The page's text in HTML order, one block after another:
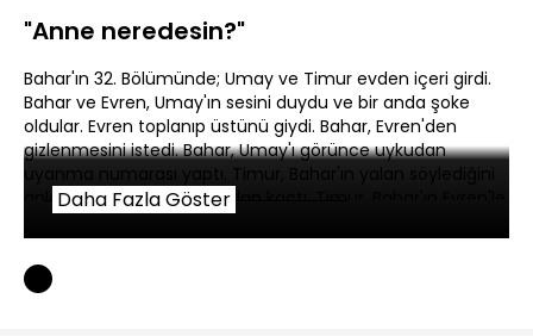
"Anne neredesin?"
Bahar'ın 32. Bölümünde; Umay ve Timur evden içeri girdi.
Bahar ve Evren, Umay'ın sesini duydu ve bir anda şoke
oldular. Evren toplanıp üstünü giydi. Bahar, Evren'den
gizlenmesini istedi. Bahar, Umay'ı görünce uykudan
uyanma numarası yaptı. Timur, Bahar'ın yalan söylediğini
anladı. Evren evin arkasından kaçtı. Timur, Bahar'ın Evren'le
Daha Fazla Göster